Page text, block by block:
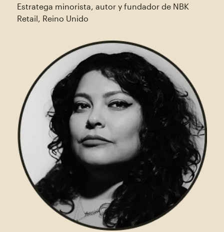
Estratega minorista, autor y fundador de NBK
Retail, Reino Unido